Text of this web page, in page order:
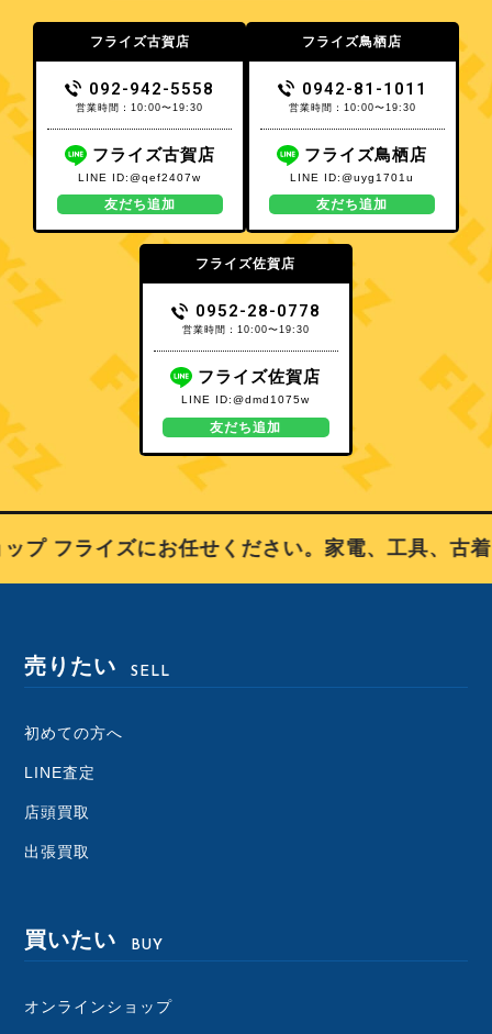
フライズ古賀店
092-942-5558
営業時間：10:00〜19:30
フライズ古賀店
LINE ID:@qef2407w
友だち追加
フライズ鳥栖店
0942-81-1011
営業時間：10:00〜19:30
フライズ鳥栖店
LINE ID:@uyg1701u
友だち追加
フライズ佐賀店
0952-28-0778
営業時間：10:00〜19:30
フライズ佐賀店
LINE ID:@dmd1075w
友だち追加
フライズにお任せください。家電、工具、古着
売りたい SELL
初めての方へ
LINE査定
店頭買取
出張買取
買いたい BUY
オンラインショップ